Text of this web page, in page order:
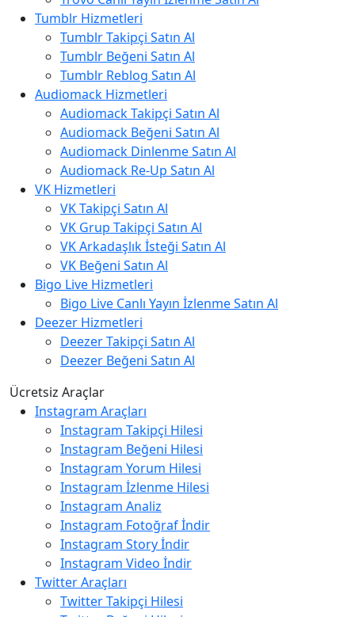
Tumblr Hizmetleri
Tumblr Takipçi Satın Al
Tumblr Beğeni Satın Al
Tumblr Reblog Satın Al
Audiomack Hizmetleri
Audiomack Takipçi Satın Al
Audiomack Beğeni Satın Al
Audiomack Dinlenme Satın Al
Audiomack Re-Up Satın Al
VK Hizmetleri
VK Takipçi Satın Al
VK Grup Takipçi Satın Al
VK Arkadaşlık İsteği Satın Al
VK Beğeni Satın Al
Bigo Live Hizmetleri
Bigo Live Canlı Yayın İzlenme Satın Al
Deezer Hizmetleri
Deezer Takipçi Satın Al
Deezer Beğeni Satın Al
Ücretsiz Araçlar
Instagram Araçları
Instagram Takipçi Hilesi
Instagram Beğeni Hilesi
Instagram Yorum Hilesi
Instagram İzlenme Hilesi
Instagram Analiz
Instagram Fotoğraf İndir
Instagram Story İndir
Instagram Video İndir
Twitter Araçları
Twitter Takipçi Hilesi